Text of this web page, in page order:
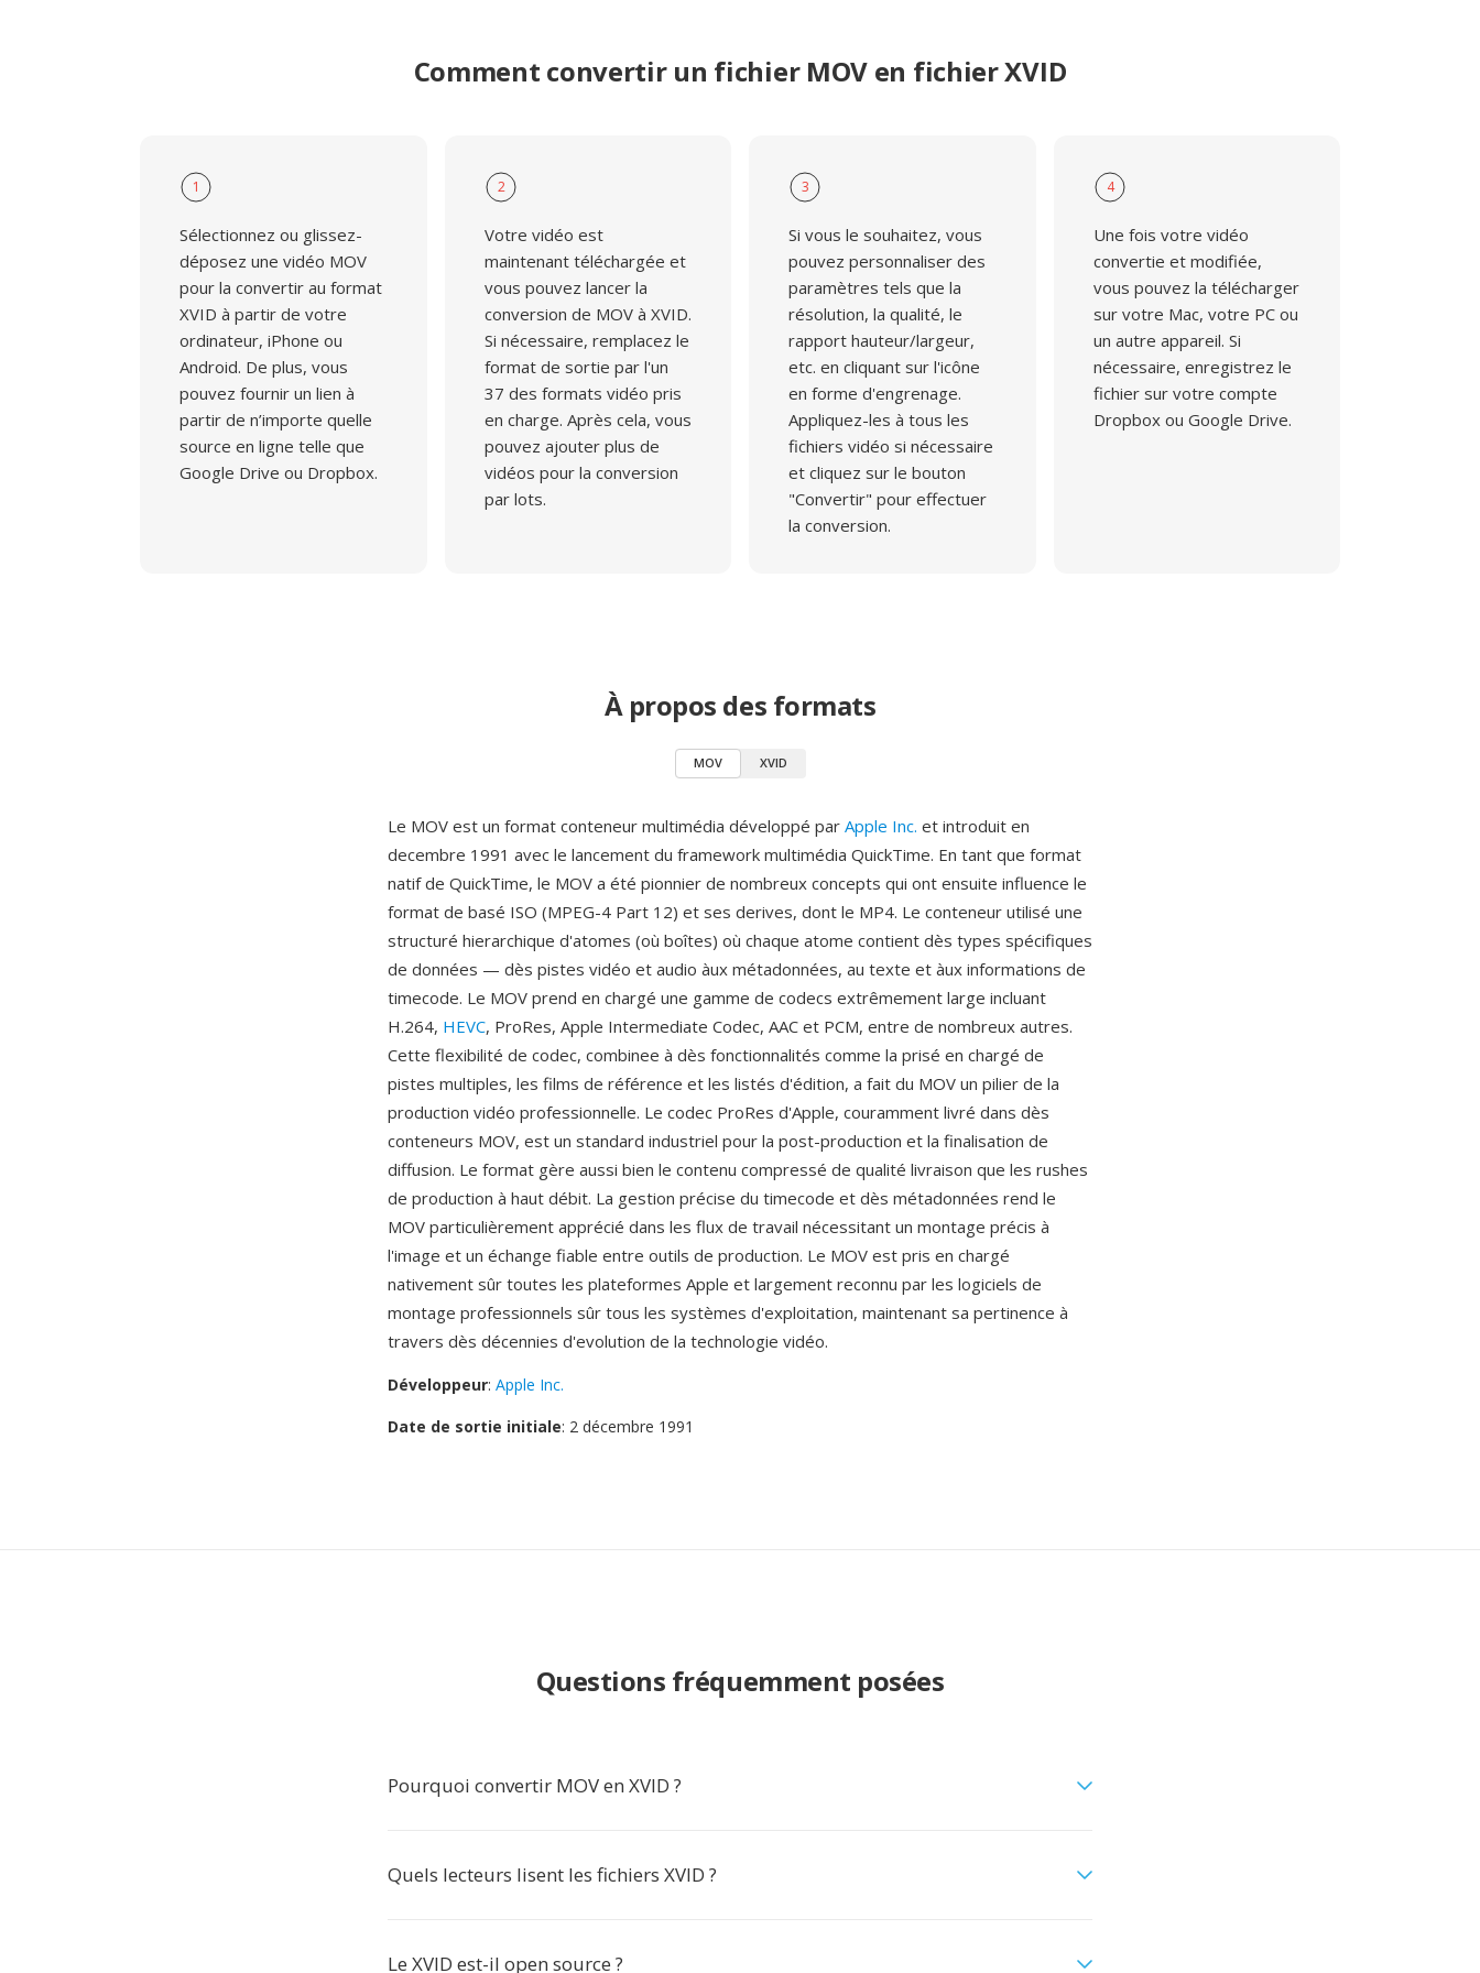
Comment convertir un fichier MOV en fichier XVID
1
Sélectionnez ou glissez-
déposez une vidéo MOV
pour la convertir au format
XVID à partir de votre
ordinateur, iPhone ou
Android. De plus, vous
pouvez fournir un lien à
partir de n’importe quelle
source en ligne telle que
Google Drive ou Dropbox.
2
Votre vidéo est
maintenant téléchargée et
vous pouvez lancer la
conversion de MOV à XVID.
Si nécessaire, remplacez le
format de sortie par l'un
37 des formats vidéo pris
en charge. Après cela, vous
pouvez ajouter plus de
vidéos pour la conversion
par lots.
3
Si vous le souhaitez, vous
pouvez personnaliser des
paramètres tels que la
résolution, la qualité, le
rapport hauteur/largeur,
etc. en cliquant sur l'icône
en forme d'engrenage.
Appliquez-les à tous les
fichiers vidéo si nécessaire
et cliquez sur le bouton
"Convertir" pour effectuer
la conversion.
4
Une fois votre vidéo
convertie et modifiée,
vous pouvez la télécharger
sur votre Mac, votre PC ou
un autre appareil. Si
nécessaire, enregistrez le
fichier sur votre compte
Dropbox ou Google Drive.
À propos des formats
MOV XVID
Le MOV est un format conteneur multimédia développé par Apple Inc. et introduit en
decembre 1991 avec le lancement du framework multimédia QuickTime. En tant que format
natif de QuickTime, le MOV a été pionnier de nombreux concepts qui ont ensuite influence le
format de basé ISO (MPEG-4 Part 12) et ses derives, dont le MP4. Le conteneur utilisé une
structuré hierarchique d'atomes (où boîtes) où chaque atome contient dès types spécifiques
de données — dès pistes vidéo et audio àux métadonnées, au texte et àux informations de
timecode. Le MOV prend en chargé une gamme de codecs extrêmement large incluant
H.264, HEVC, ProRes, Apple Intermediate Codec, AAC et PCM, entre de nombreux autres.
Cette flexibilité de codec, combinee à dès fonctionnalités comme la prisé en chargé de
pistes multiples, les films de référence et les listés d'édition, a fait du MOV un pilier de la
production vidéo professionnelle. Le codec ProRes d'Apple, couramment livré dans dès
conteneurs MOV, est un standard industriel pour la post-production et la finalisation de
diffusion. Le format gère aussi bien le contenu compressé de qualité livraison que les rushes
de production à haut débit. La gestion précise du timecode et dès métadonnées rend le
MOV particulièrement apprécié dans les flux de travail nécessitant un montage précis à
l'image et un échange fiable entre outils de production. Le MOV est pris en chargé
nativement sûr toutes les plateformes Apple et largement reconnu par les logiciels de
montage professionnels sûr tous les systèmes d'exploitation, maintenant sa pertinence à
travers dès décennies d'evolution de la technologie vidéo.
Développeur: Apple Inc.
Date de sortie initiale: 2 décembre 1991
Questions fréquemment posées
Pourquoi convertir MOV en XVID ?
Quels lecteurs lisent les fichiers XVID ?
Le XVID est-il open source ?